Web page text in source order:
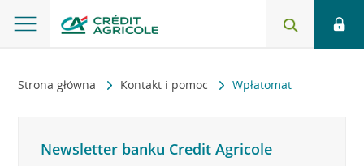
Strona główna Kontakt i pomoc Wpłatomat
Newsletter banku Credit Agricole